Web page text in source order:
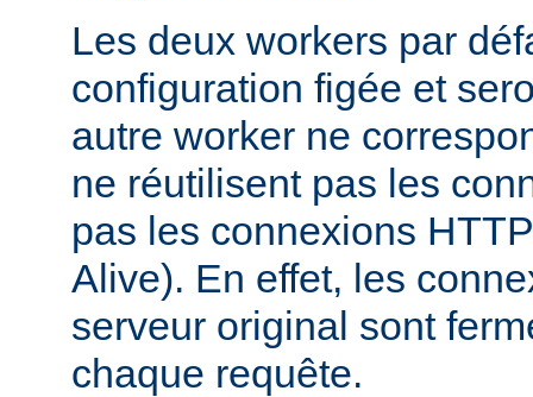
Les deux workers par
configuration figée et
autre worker ne
ne réutilisent pas les
pas les connexions
Alive). En effet, les
serveur original sont
chaque requête.